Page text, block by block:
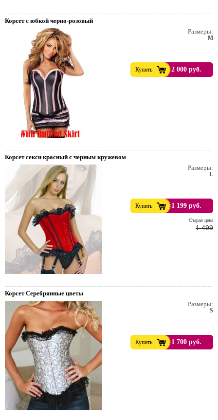
Корсет с юбкой черно-розовый
Размеры:
M
Купить 2 000 руб.
Корсет секси красный с черным кружевом
Размеры:
L
Купить 1 199 руб.
Cтарая цена
1 499
Корсет Серебрянные цветы
Размеры:
S
Купить 1 700 руб.